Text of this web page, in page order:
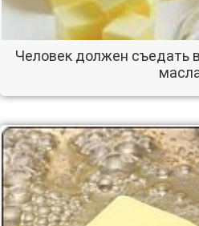
Человек должен съедать в